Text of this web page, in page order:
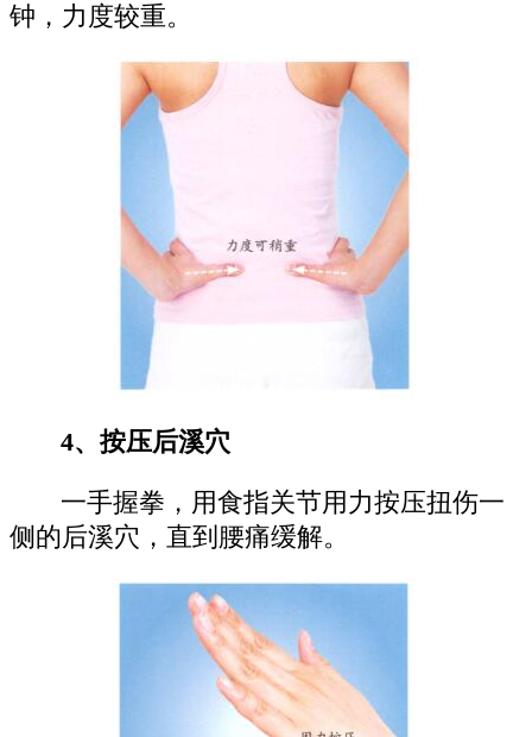
钟，力度较重。
4、按压后溪穴
一手握拳，用食指关节用力按压扭伤一
侧的后溪穴，直到腰痛缓解。